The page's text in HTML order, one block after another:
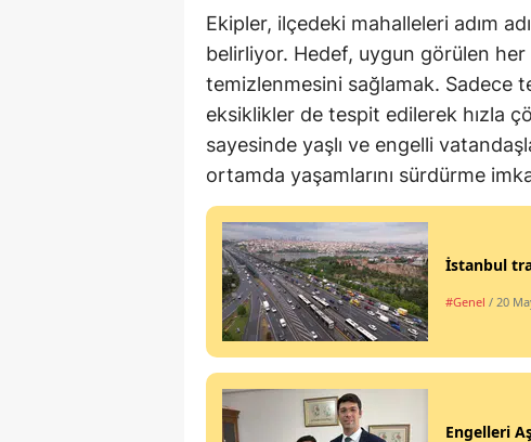
Ekipler, ilçedeki mahalleleri adım
belirliyor. Hedef, uygun görülen
temizlenmesini sağlamak. Sadece
eksiklikler de tespit edilerek hızla
sayesinde yaşlı ve engelli
ortamda yaşamlarını sürdürme
İstanbul
#Genel / 20
Engelleri